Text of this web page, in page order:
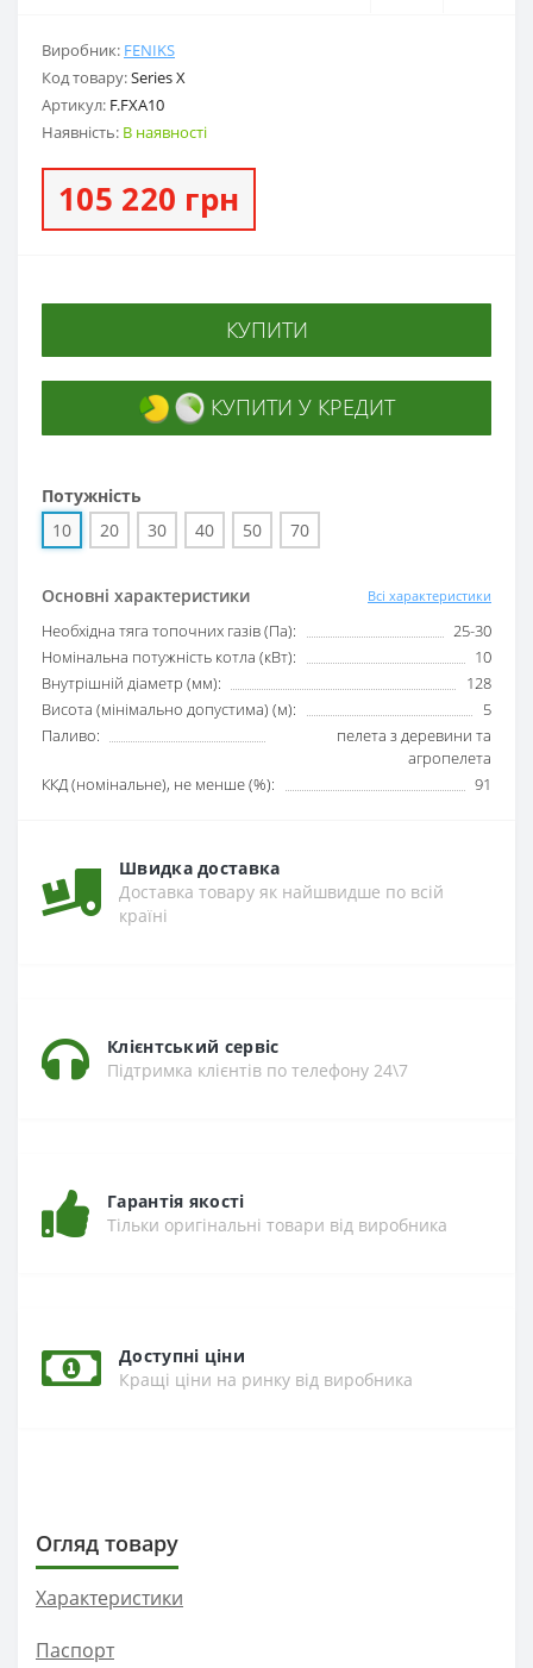
Виробник: FENIKS
Код товару:Series X
Артикул: F.FXA10
Наявність: В наявності
105 220 грн
Потужність
10
20 30 40 50 70
Основні характеристики Всі характеристики
Необхідна тяга топочних газів (Па):
25-30
Номінальна потужність котла (кВт):
10
Внутрішній діаметр (мм):
128
Висота (мінімально допустима) (м):
5
Паливо:
пелета з деревини та
агропелета
ККД (номінальне), не менше (%):
91
КУПИТИ
КУПИТИ У КРЕДИТ
Швидка доставка
Доставка товару як найшвидше по всій
країні
Клієнтський сервіс
Підтримка клієнтів по телефону 24\7
Гарантія якості
Тільки оригінальні товари від виробника
Доступні ціни
Кращі ціни на ринку від виробника
Огляд товару
Характеристики
Паспорт